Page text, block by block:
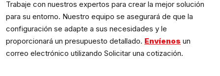
Trabaje con nuestros expertos para crear la mejor solución
para su entorno. Nuestro equipo se asegurará de que la
configuración se adapte a sus necesidades y le
proporcionará un presupuesto detallado. Envíenos un
correo electrónico utilizando Solicitar una cotización.